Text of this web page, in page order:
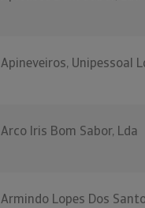
Apineveiros, Unipessoal
Arco Iris Bom Sabor, Lda
Armindo Lopes Dos